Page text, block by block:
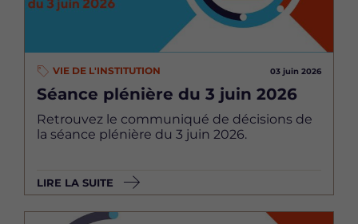
VIE DE L'INSTITUTION 03 juin 2026
Séance plénière du 3 juin 2026
Retrouvez le communiqué de décisions de
la séance plénière du 3 juin 2026.
LIRE LA SUITE